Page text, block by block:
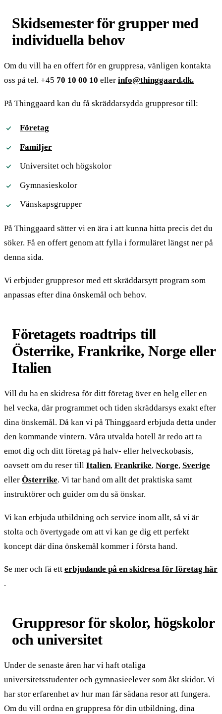
Skidsemester för grupper med
individuella behov
Om du vill ha en offert för en gruppresa, vänligen kontakta
oss på tel. +45 70 10 00 10 eller info@thinggaard.dk.
På Thinggaard kan du få skräddarsydda gruppresor till:
Företag
Familjer
Universitet och högskolor
Gymnasieskolor
Vänskapsgrupper
På Thinggaard sätter vi en ära i att kunna hitta precis det du
söker. Få en offert genom att fylla i formuläret längst ner på
denna sida.
Vi erbjuder gruppresor med ett skräddarsytt program som
anpassas efter dina önskemål och behov.
Företagets roadtrips till
Österrike, Frankrike, Norge eller
Italien
Vill du ha en skidresa för ditt företag över en helg eller en
hel vecka, där programmet och tiden skräddarsys exakt efter
dina önskemål. Då kan vi på Thinggaard erbjuda detta under
den kommande vintern. Våra utvalda hotell är redo att ta
emot dig och ditt företag på halv- eller helveckobasis,
oavsett om du reser till Italien, Frankrike, Norge, Sverige
eller Österrike. Vi tar hand om allt det praktiska samt
instruktörer och guider om du så önskar.
Vi kan erbjuda utbildning och service inom allt, så vi är
stolta och övertygade om att vi kan ge dig ett perfekt
koncept där dina önskemål kommer i första hand.
Se mer och få ett erbjudande på en skidresa för företag här
.
Gruppresor för skolor, högskolor
och universitet
Under de senaste åren har vi haft otaliga
universitetsstudenter och gymnasieelever som åkt skidor. Vi
har stor erfarenhet av hur man får sådana resor att fungera.
Om du vill ordna en gruppresa för din utbildning, dina